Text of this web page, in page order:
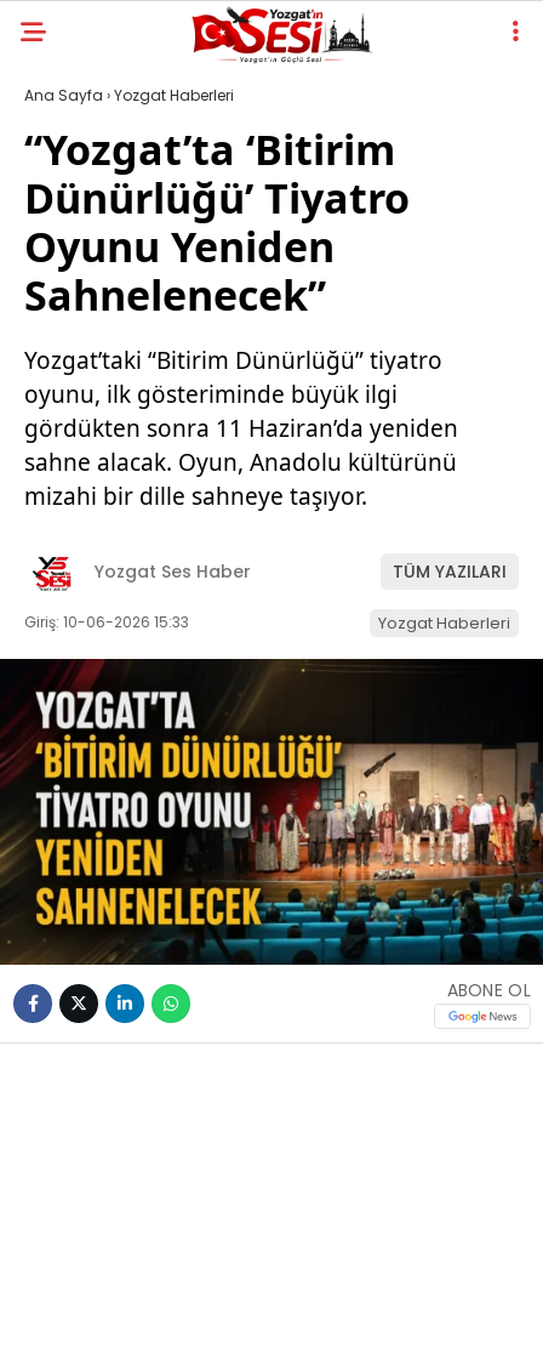
Ana Sayfa ›Yozgat Haberleri
“Yozgat’ta ‘Bitirim
Dünürlüğü’ Tiyatro
Oyunu Yeniden
Sahnelenecek”
Yozgat’taki “Bitirim Dünürlüğü” tiyatro
oyunu, ilk gösteriminde büyük ilgi
gördükten sonra 11 Haziran’da yeniden
sahne alacak. Oyun, Anadolu kültürünü
mizahi bir dille sahneye taşıyor.
Yozgat Ses Haber TÜM YAZILARI
Giriş: 10-06-2026 15:33 Yozgat Haberleri
ABONE OL